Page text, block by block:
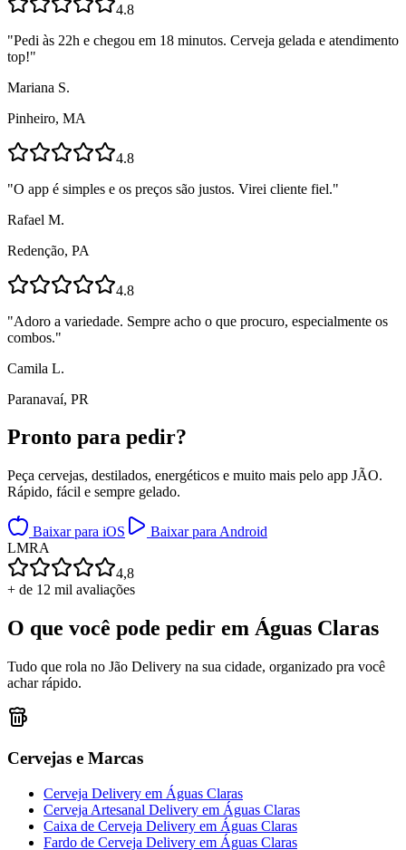
4.8
"Pedi às 22h e chegou em 18 minutos. Cerveja gelada e atendimento
top!"
Mariana S.
Pinheiro, MA
4.8
"O app é simples e os preços são justos. Virei cliente fiel."
Rafael M.
Redenção, PA
4.8
"Adoro a variedade. Sempre acho o que procuro, especialmente os
combos."
Camila L.
Paranavaí, PR
Pronto para pedir?
Peça cervejas, destilados, energéticos e muito mais pelo app JÃO.
Rápido, fácil e sempre gelado.
Baixar para iOS
Baixar para Android
LMRA
4,8
+ de 12 mil avaliações
O que você pode pedir em Águas Claras
Tudo que rola no Jão Delivery na sua cidade, organizado pra você
achar rápido.
Cervejas e Marcas
Cerveja Delivery em Águas Claras
Cerveja Artesanal Delivery em Águas Claras
Caixa de Cerveja Delivery em Águas Claras
Fardo de Cerveja Delivery em Águas Claras